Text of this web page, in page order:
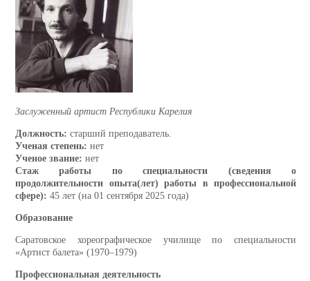
Заслуженный артист Республики Карелия
Должность: старший преподаватель.
Ученая степень: нет
Ученое звание: нет
Стаж работы по специальности (сведения о
продолжительности опыта(лет) работы в профессиональной
сфере): 45 лет (на 01 сентября 2025 года)
Образование
Саратовское хореографическое училище по специальности
«Артист балета» (1970‒1979)
Профессиональная деятельность